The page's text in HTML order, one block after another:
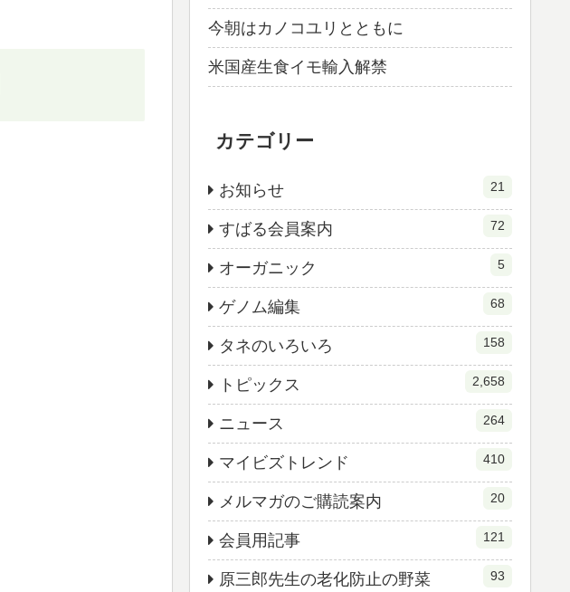
今朝はカノコユリとともに
米国産生食イモ輸入解禁
カテゴリー
お知らせ 21
すばる会員案内 72
オーガニック 5
ゲノム編集 68
タネのいろいろ 158
トピックス 2,658
ニュース 264
マイビズトレンド 410
メルマガのご購読案内 20
会員用記事 121
原三郎先生の老化防止の野菜 93